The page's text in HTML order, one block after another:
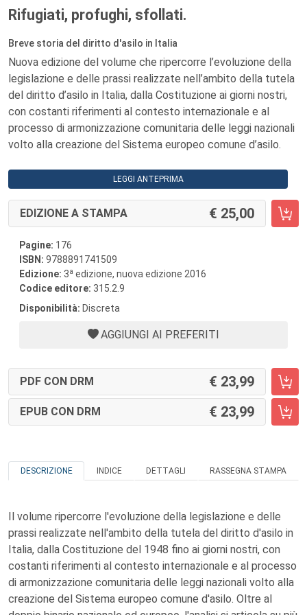
Rifugiati, profughi, sfollati.
Breve storia del diritto d'asilo in Italia
Nuova edizione del volume che ripercorre l’evoluzione della
legislazione e delle prassi realizzate nell’ambito della tutela
del diritto d’asilo in Italia, dalla Costituzione ai giorni nostri,
con costanti riferimenti al contesto internazionale e al
processo di armonizzazione comunitaria delle leggi nazionali
volto alla creazione del Sistema europeo comune d’asilo.
LEGGI ANTEPRIMA
EDIZIONE A STAMPA 25,00
Pagine: 176
ISBN: 9788891741509
Edizione: 3a edizione, nuova edizione 2016
Codice editore: 315.2.9
Disponibilità: Discreta
AGGIUNGI AI PREFERITI
PDF CON DRM 23,99
EPUB CON DRM 23,99
DESCRIZIONE INDICE DETTAGLI RASSEGNA STAMPA
Il volume ripercorre l'evoluzione della legislazione e delle
prassi realizzate nell'ambito della tutela del diritto d'asilo in
Italia, dalla Costituzione del 1948 fino ai giorni nostri, con
costanti riferimenti al contesto internazionale e al processo
di armonizzazione comunitaria delle leggi nazionali volto alla
creazione del Sistema europeo comune d'asilo. Oltre al